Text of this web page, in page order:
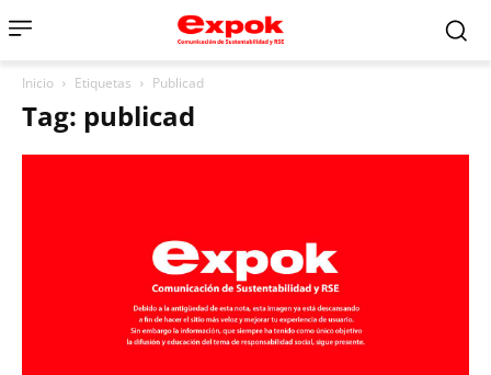
Inicio Etiquetas Publicad
Tag: publicad